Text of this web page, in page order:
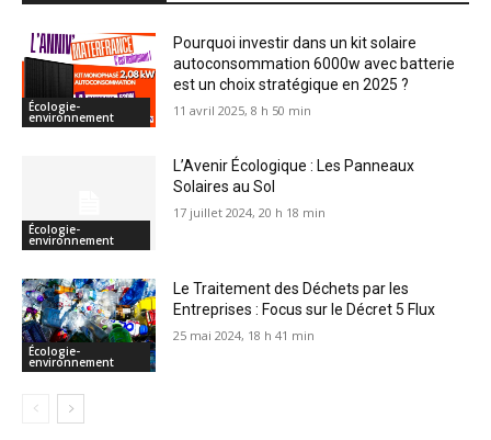
Écologie-
environnement
Pourquoi investir dans un kit solaire
autoconsommation 6000w avec batterie
est un choix stratégique en 2025 ?
11 avril 2025, 8 h 50 min
Écologie-
environnement
L’Avenir Écologique : Les Panneaux
Solaires au Sol
17 juillet 2024, 20 h 18 min
Écologie-
environnement
Le Traitement des Déchets par les
Entreprises : Focus sur le Décret 5 Flux
25 mai 2024, 18 h 41 min